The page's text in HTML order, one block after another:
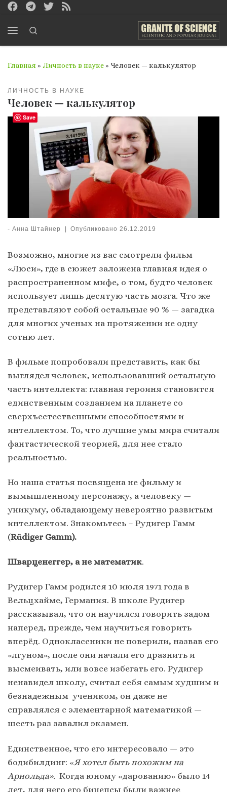
Перейти к содержимому
Главная » Личность в науке» Человек — калькулятор
ЛИЧНОСТЬ В НАУКЕ
Человек — калькулятор
- Анна Штайнер | Опубликовано 26.12.2019
Возможно, многие из вас смотрели фильм
«Люси», где в сюжет заложена главная идея о
распространенном мифе, о том, будто человек
использует лишь десятую часть мозга. Что же
представляют собой остальные 90 % — загадка
для многих ученых на протяжении не одну
сотню лет.
В фильме попробовали представить, как бы
выглядел человек, использовавший остальную
часть интеллекта: главная героиня становится
единственным созданием на планете со
сверхъестественными способностями и
интеллектом. То, что лучшие умы мира считали
фантастической теорией, для нее стало
реальностью.
Но наша статья посвящена не фильму и
вымышленному персонажу, а человеку —
уникуму, обладающему невероятно развитым
интеллектом. Знакомьтесь – Рудигер Гамм
(Rüdiger Gamm).
Шварценеггер, а не математик.
Рудигер Гамм родился 10 июля 1971 года в
Вельцхайме, Германия. В школе Рудигер
рассказывал, что он научился говорить задом
наперед, прежде, чем научиться говорить
вперёд. Одноклассники не поверили, назвав его
«лгуном», после они начали его дразнить и
высмеивать, или вовсе избегать его. Рудигер
ненавидел школу, считал себя самым худшим и
безнадежным учеником, он даже не
справлялся с элементарной математикой —
шесть раз завалил экзамен.
Единственное, что его интересовало — это
бодибилдинг: «Я хотел быть похожим на
Арнольда». Когда юному «дарованию» было 14
лет, для него его бицепсы были важнее
Save